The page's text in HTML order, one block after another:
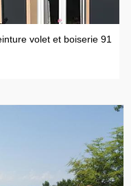
volet et boiserie 91